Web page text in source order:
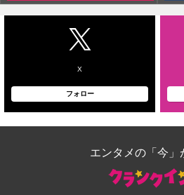
X
フォロー
エンタメの「今」